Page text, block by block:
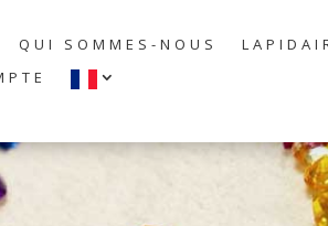
QUI SOMMES-NOUS